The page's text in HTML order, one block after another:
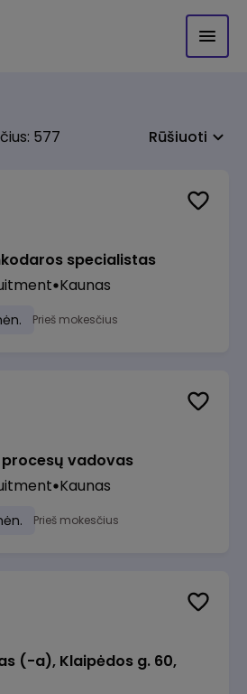
577 Rūšiuoti
specialistas
Kaunas
Prieš mokesčius
vadovas
Kaunas
Prieš mokesčius
(-a), Klaipėdos g. 60,